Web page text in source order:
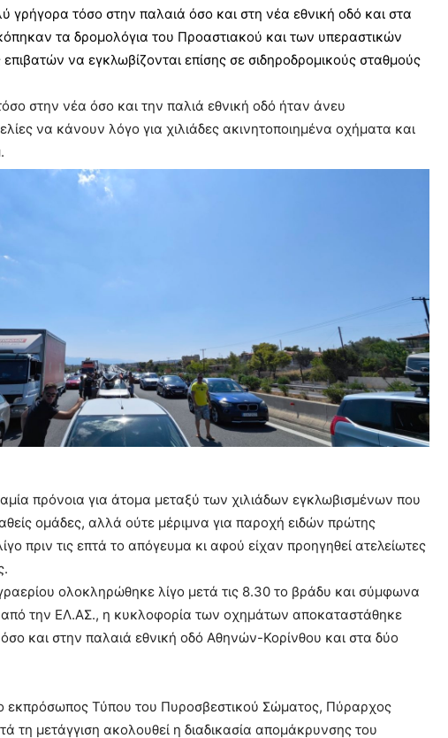
γρήγορα τόσο στην παλαιά όσο και στη νέα εθνική οδό και στα
τα δρομολόγια του Προαστιακού και των υπεραστικών
να εγκλωβίζονται επίσης σε σιδηροδρομικούς σταθμούς
στην νέα όσο και την παλιά εθνική οδό ήταν άνευ
να κάνουν λόγο για χιλιάδες ακινητοποιημένα οχήματα και
πρόνοια για άτομα μεταξύ των χιλιάδων εγκλωβισμένων που
ομάδες, αλλά ούτε μέριμνα για παροχή ειδών πρώτης
πριν τις επτά το απόγευμα κι αφού είχαν προηγηθεί ατελείωτες
ολοκληρώθηκε λίγο μετά τις 8.30 το βράδυ και σύμφωνα
από την ΕΛ.ΑΣ., η κυκλοφορία των οχημάτων αποκαταστάθηκε
και στην παλαιά εθνική οδό Αθηνών-Κορίνθου και στα δύο
Τύπου του Πυροσβεστικού Σώματος, Πύραρχος
τη μετάγγιση ακολουθεί η διαδικασία απομάκρυνσης του